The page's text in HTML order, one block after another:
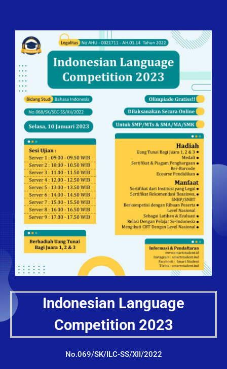
Indonesian Language
Competition 2023
No.069/SK/ILC-SS/XII/2022